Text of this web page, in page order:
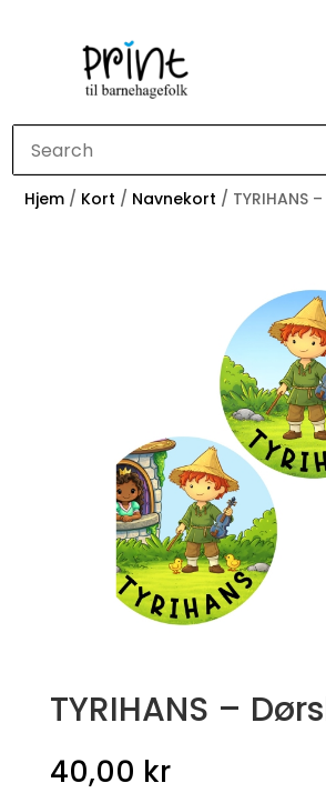
Hjem / Kort / Navnekort / TYRIHANS
TYRIHANS –
40,00 kr